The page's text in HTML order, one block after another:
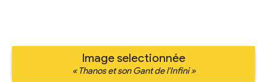
Image selectionnée
« Thanos et son Gant de l'Infini »